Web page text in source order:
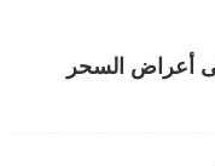
أعراض السحر